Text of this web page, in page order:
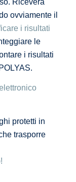
ovviamente il
i risultati
le
i risultati
protetti in
trasporre